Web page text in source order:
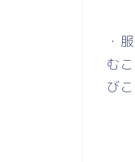
・
む
び